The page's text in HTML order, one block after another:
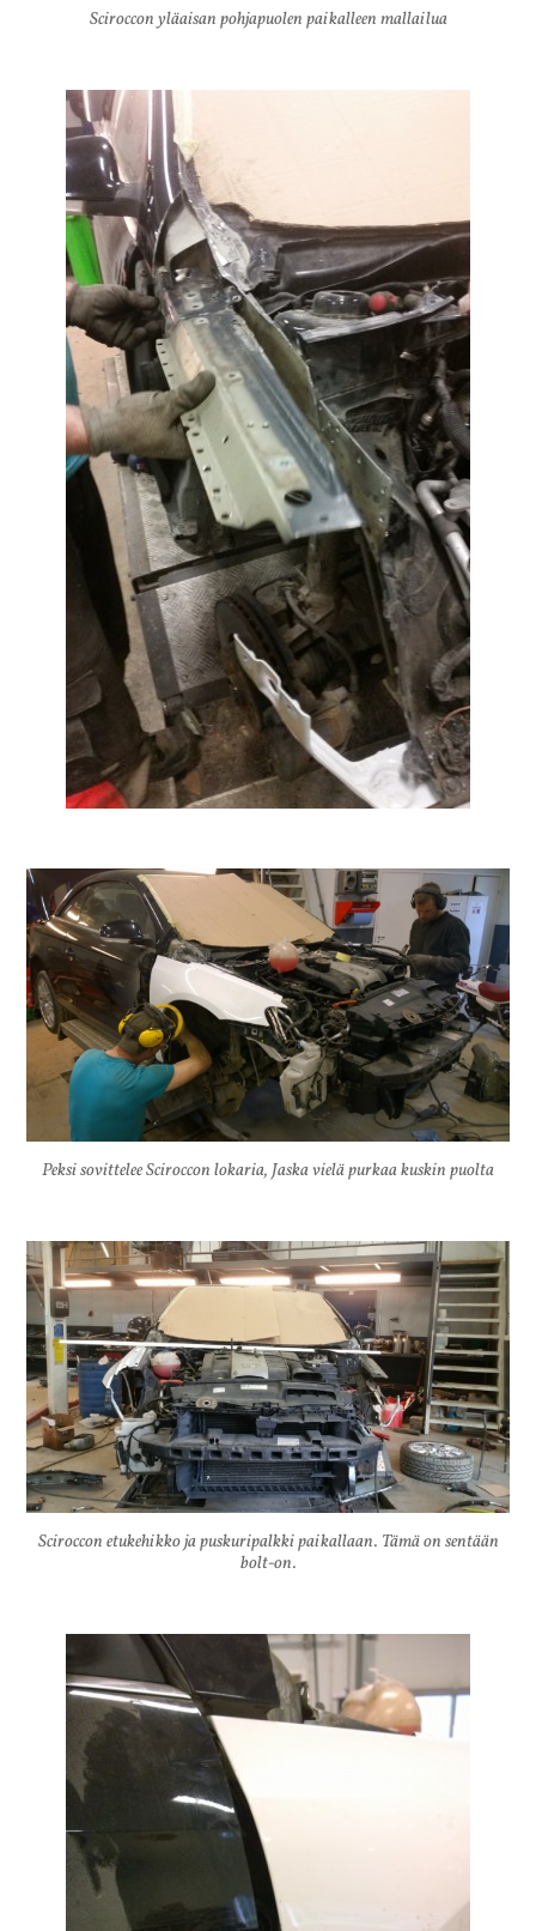
Sciroccon yläaisan pohjapuolen paikalleen mallailua
Peksi sovittelee Sciroccon lokaria, Jaska vielä purkaa kuskin puolta
Sciroccon etukehikko ja puskuripalkki paikallaan. Tämä on sentään
bolt-on.